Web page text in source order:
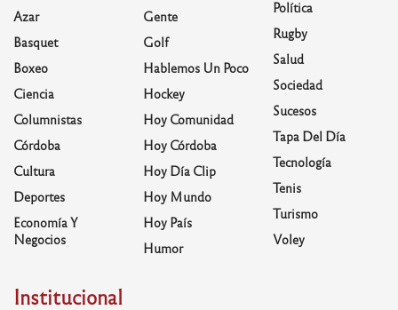
Azar
Basquet
Boxeo
Ciencia
Columnistas
Córdoba
Cultura
Deportes
Economía Y
Negocios
Gente
Golf
Hablemos Un Poco
Hockey
Hoy Comunidad
Hoy Córdoba
Hoy Día Clip
Hoy Mundo
Hoy País
Humor
Política
Rugby
Salud
Sociedad
Sucesos
Tapa Del Día
Tecnología
Tenis
Turismo
Voley
Institucional